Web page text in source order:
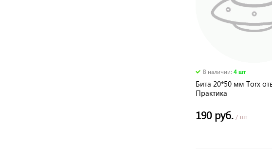
В наличии: 4 шт
Бита 20*50 мм Torx
Практика
190 руб. / шт